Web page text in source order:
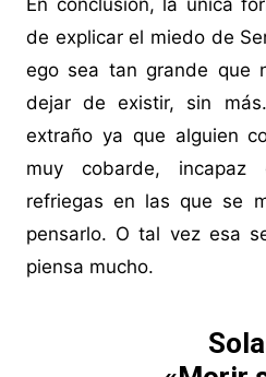
En conclusión, la única
de explicar el miedo de
ego sea tan grande que
dejar de existir, sin
extraño ya que alguien
muy cobarde,
refriegas en las que se
pensarlo. O tal vez esa
piensa mucho.